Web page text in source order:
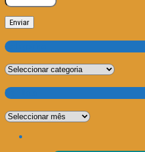
Categorias
Categorias
Por Data
Por